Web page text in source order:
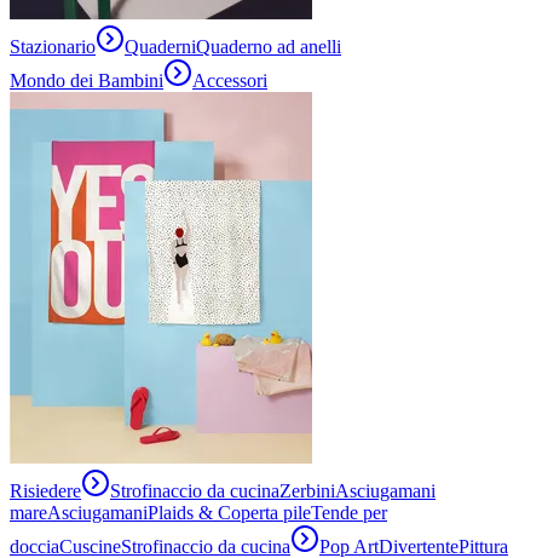
Stazionario QuaderniQuaderno ad anelli
Mondo dei Bambini
Accessori
Risiedere Strofinaccio da cucinaZerbiniAsciugamani
mareAsciugamaniPlaids & Coperta pileTende per
docciaCuscineStrofinaccio da cucina Pop ArtDivertentePittura